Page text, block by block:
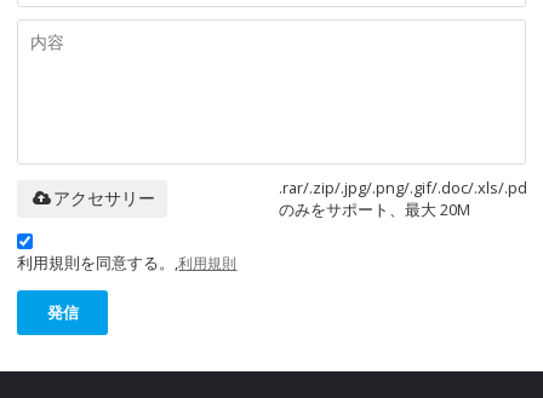
.rar/.zip/.jpg/.png/.gif/.doc/.xls/.pdf
のみをサポート、最大 20M
アクセサリー
利用規則を同意する。,利用規則
発信